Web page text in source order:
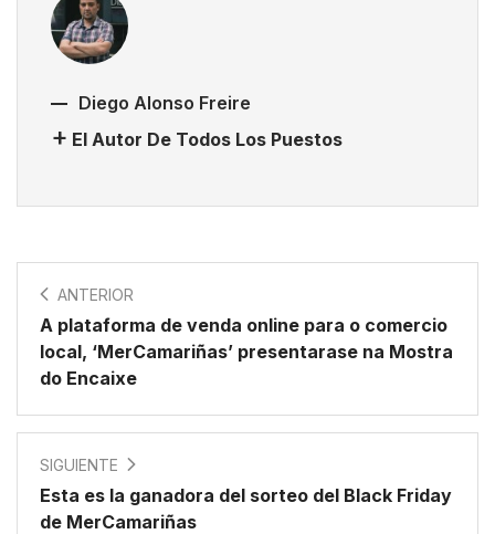
Diego Alonso Freire
El Autor De Todos Los Puestos
ANTERIOR
A plataforma de venda online para o comercio
local, ‘MerCamariñas’ presentarase na Mostra
do Encaixe
SIGUIENTE
Esta es la ganadora del sorteo del Black Friday
de MerCamariñas